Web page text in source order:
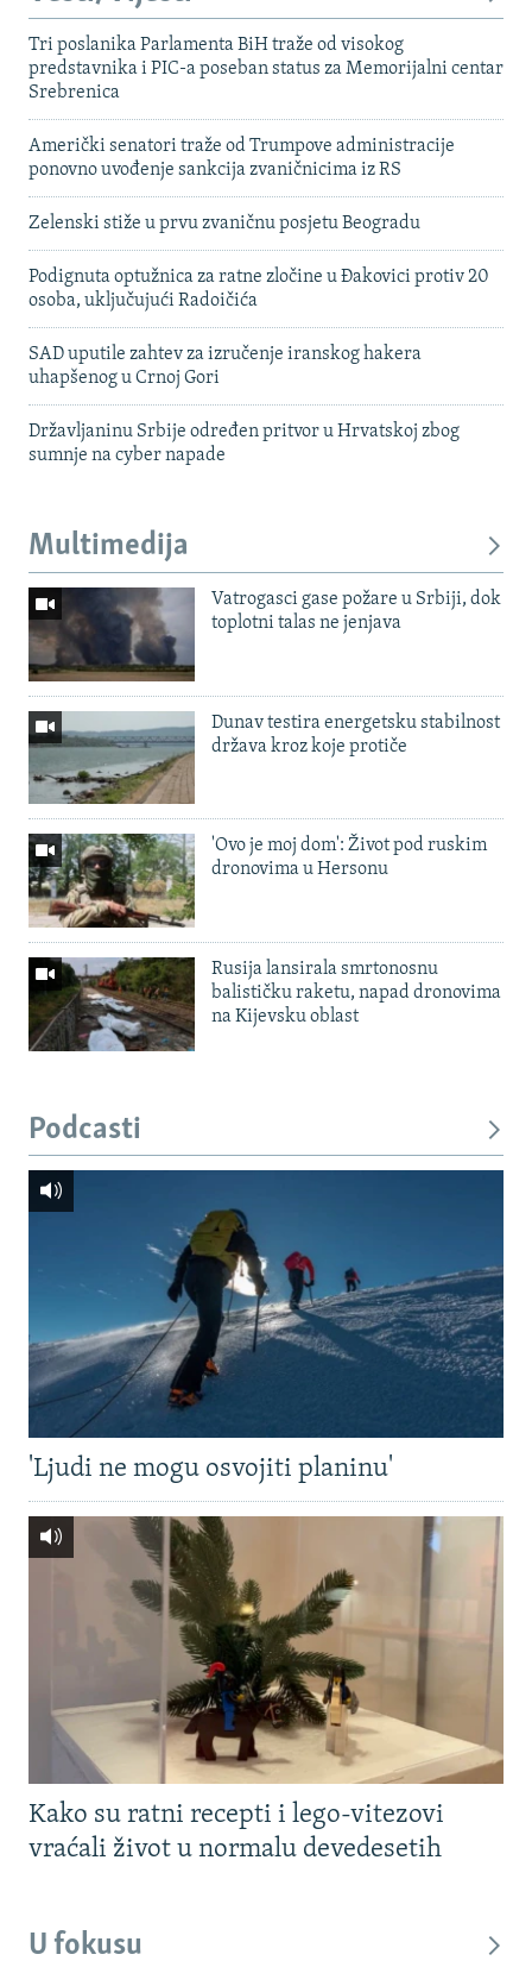
Tri poslanika Parlamenta BiH traže od visokog
predstavnika i PIC-a poseban status za Memorijalni centar
Srebrenica
Američki senatori traže od Trumpove administracije
ponovno uvođenje sankcija zvaničnicima iz RS
Zelenski stiže u prvu zvaničnu posjetu Beogradu
Podignuta optužnica za ratne zločine u Đakovici protiv 20
osoba, uključujući Radoičića
SAD uputile zahtev za izručenje iranskog hakera
uhapšenog u Crnoj Gori
Državljaninu Srbije određen pritvor u Hrvatskoj zbog
sumnje na cyber napade
Multimedija
Vatrogasci gase požare u Srbiji, dok
toplotni talas ne jenjava
Dunav testira energetsku stabilnost
država kroz koje protiče
'Ovo je moj dom': Život pod ruskim
dronovima u Hersonu
Rusija lansirala smrtonosnu
balističku raketu, napad dronovima
na Kijevsku oblast
Podcasti
'Ljudi ne mogu osvojiti planinu'
Kako su ratni recepti i lego-vitezovi
vraćali život u normalu devedesetih
U fokusu